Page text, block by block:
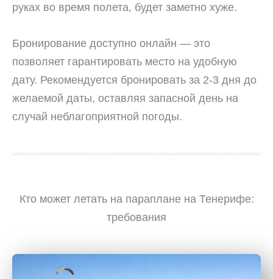
руках во время полета, будет заметно хуже.
Бронирование доступно онлайн — это
позволяет гарантировать место на удобную
дату. Рекомендуется бронировать за 2-3 дня до
желаемой даты, оставляя запасной день на
случай неблагоприятной погоды.
Кто может летать на параплане на Тенерифе:
требования